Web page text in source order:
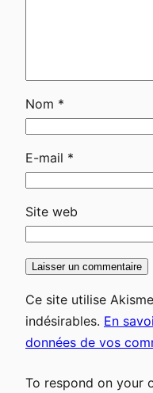
Nom *
E-mail *
Site web
Ce site utilise
indésirables. En
données de vos
To respond on your